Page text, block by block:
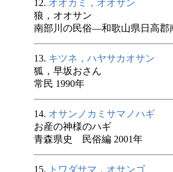
12. オオカミ，オオサン
狼，オオサン
南部川の民俗―和歌山県日高郡
13. キツネ，ハヤサカオサン
狐，早坂おさん
常民 1990年
14. オサンノカミサマノハギ
お産の神様のハギ
青森県史 民俗編 2001年
15.
トワダサマ，オサンゴ